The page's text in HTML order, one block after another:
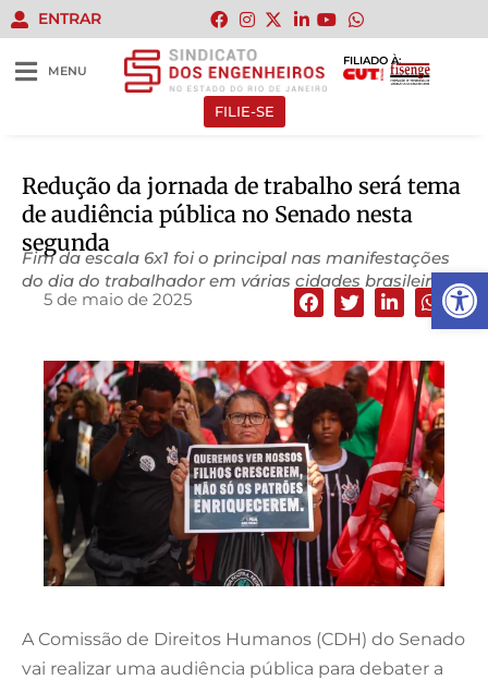
Abrir
ENTRAR
MENU
FILIADO À:
FILIE-SE
Redução da jornada de trabalho será tema
de audiência pública no Senado nesta
segunda
Fim da escala 6x1 foi o principal nas manifestações
do dia do trabalhador em várias cidades brasileiras
5 de maio de 2025
A Comissão de Direitos Humanos (CDH) do Senado
vai realizar uma audiência pública para debater a